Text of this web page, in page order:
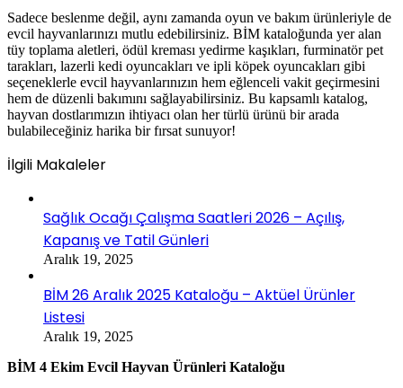
Sadece beslenme değil, aynı zamanda oyun ve bakım ürünleriyle de
evcil hayvanlarınızı mutlu edebilirsiniz. BİM kataloğunda yer alan
tüy toplama aletleri, ödül kreması yedirme kaşıkları, furminatör pet
tarakları, lazerli kedi oyuncakları ve ipli köpek oyuncakları gibi
seçeneklerle evcil hayvanlarınızın hem eğlenceli vakit geçirmesini
hem de düzenli bakımını sağlayabilirsiniz. Bu kapsamlı katalog,
hayvan dostlarımızın ihtiyacı olan her türlü ürünü bir arada
bulabileceğiniz harika bir fırsat sunuyor!
İlgili Makaleler
Sağlık Ocağı Çalışma Saatleri 2026 – Açılış,
Kapanış ve Tatil Günleri
Aralık 19, 2025
BİM 26 Aralık 2025 Kataloğu – Aktüel Ürünler
Listesi
Aralık 19, 2025
BİM 4 Ekim Evcil Hayvan Ürünleri Kataloğu